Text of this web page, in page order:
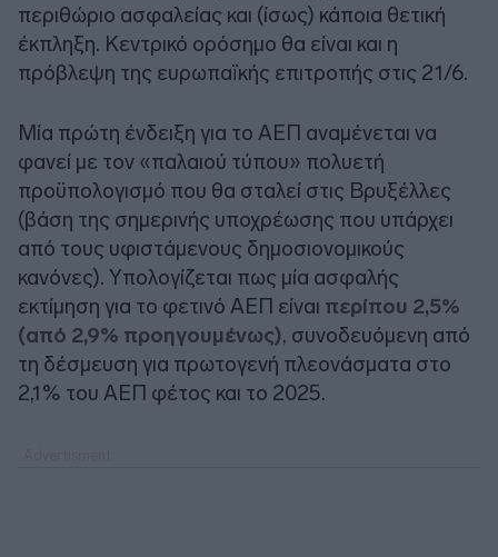
περιθώριο ασφαλείας και (ίσως) κάποια θετική
έκπληξη. Κεντρικό ορόσημο θα είναι και η
πρόβλεψη της ευρωπαϊκής επιτροπής στις 21/6.
Μία πρώτη ένδειξη για το ΑΕΠ αναμένεται να
φανεί με τον «παλαιού τύπου» πολυετή
προϋπολογισμό που θα σταλεί στις Βρυξέλλες
(βάση της σημερινής υποχρέωσης που υπάρχει
από τους υφιστάμενους δημοσιονομικούς
κανόνες). Υπολογίζεται πως μία ασφαλής
εκτίμηση για το φετινό ΑΕΠ είναι περίπου 2,5%
(από 2,9% προηγουμένως), συνοδευόμενη από
τη δέσμευση για πρωτογενή πλεονάσματα στο
2,1% του ΑΕΠ φέτος και το 2025.